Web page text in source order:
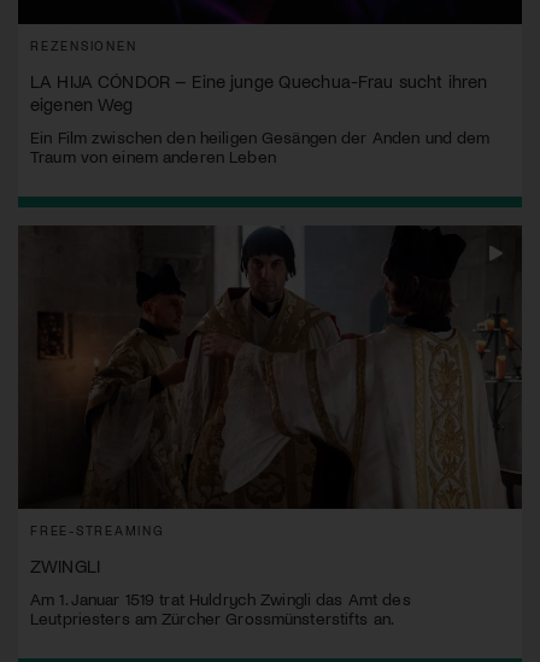
REZENSIONEN
LA HIJA CÓNDOR – Eine junge Quechua-Frau sucht ihren
eigenen Weg
Ein Film zwischen den heiligen Gesängen der Anden und dem
Traum von einem anderen Leben
FREE-STREAMING
ZWINGLI
Am 1. Januar 1519 trat Huldrych Zwingli das Amt des
Leutpriesters am Zürcher Grossmünsterstifts an.